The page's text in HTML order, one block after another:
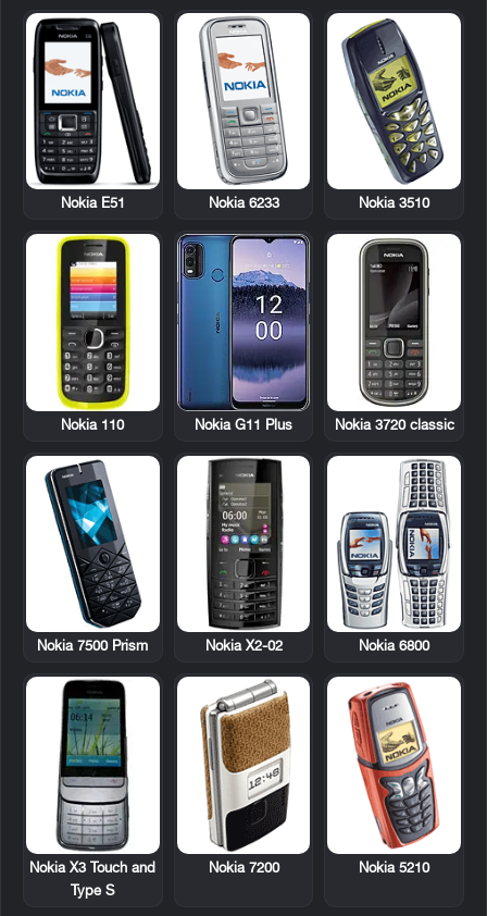
Nokia 3510
Nokia 6233
Nokia E51
Nokia 3720 classic
Nokia G11 Plus
Nokia 110
Nokia 6800
Nokia X2-02
Nokia 7500 Prism
Nokia 5210
Nokia 7200
Nokia X3 Touch and
Type S